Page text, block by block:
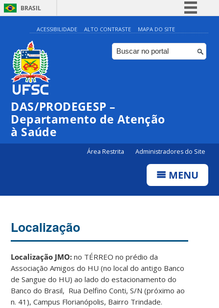
BRASIL
Simplifique!
Comunica BR
Participe
ACESSIBILIDADE ALTO CONTRASTE MAPA DO SITE
DAS/PRODEGESP –
Departamento de Atenção
à Saúde
Área Restrita Administradores do Site
MENU
Localização
Localização JMO:no TÉRREO no prédio da
Associação Amigos do HU (no local do antigo Banco
de Sangue do HU) ao lado do estacionamento do
Banco do Brasil, Rua Delfino Conti, S/N (próximo ao
n. 41), Campus Florianópolis, Bairro Trindade.